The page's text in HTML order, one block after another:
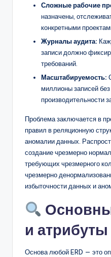
Сложные рабочие
назначены,
конкретными
Журналы аудита:
записи должно
требований.
Масштабируемость:
миллионы записей
производительности
Проблема заключается в
правил в реляционную
аномалии данных.
создание чрезмерно
требующих чрезмерного
чрезмерно
избыточности данных и
и атрибуты
Основа любой ERD — это